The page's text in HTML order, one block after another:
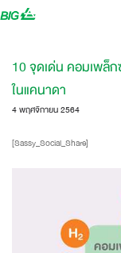
Skip
10 จุดเด่น คอมเพล็ก
ในแคนาดา
4 พฤศจิกายน 2564
[Sassy_Social_Share]